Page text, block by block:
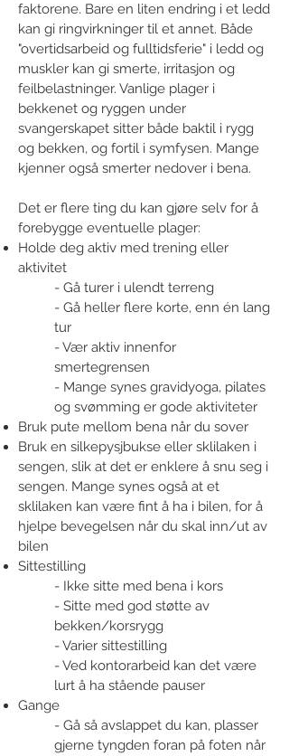
faktorene. Bare en liten endring i et ledd
kan gi ringvirkninger til et annet. Både
"overtidsarbeid og fulltidsferie" i ledd og
muskler kan gi smerte, irritasjon og
feilbelastninger. Vanlige plager i
bekkenet og ryggen under
svangerskapet sitter både baktil i rygg
og bekken, og fortil i symfysen. Mange
kjenner også smerter nedover i bena.
Det er flere ting du kan gjøre selv for å
forebygge eventuelle plager:​
Holde deg aktiv med trening eller
aktivitet
- Gå turer i ulendt terreng
- Gå heller flere korte, enn én lang
tur
- Vær aktiv innenfor
smertegrensen
- Mange synes gravidyoga, pilates
og svømming er gode aktiviteter
Bruk pute mellom bena når du sover
Bruk en silkepysjbukse eller sklilaken i
sengen, slik at det er enklere å snu seg i
sengen. Mange synes også at et
sklilaken kan være fint å ha i bilen, for å
hjelpe bevegelsen når du skal inn/ut av
bilen
Sittestilling
- Ikke sitte med bena i kors
- Sitte med god støtte av
bekken/korsrygg
- Varier sittestilling
- Ved kontorarbeid kan det være
lurt å ha stående pauser
Gange ​
​- Gå så avslappet du kan, plasser
gjerne tyngden foran på foten når